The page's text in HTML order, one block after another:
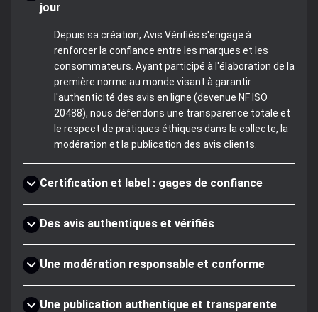
jour
Depuis sa création, Avis Vérifiés s'engage à
renforcer la confiance entre les marques et les
consommateurs. Ayant participé à l'élaboration de la
première norme au monde visant à garantir
l'authenticité des avis en ligne (devenue NF ISO
20488), nous défendons une transparence totale et
le respect de pratiques éthiques dans la collecte, la
modération et la publication des avis clients.
Certification et label : gages de confiance
Des avis authentiques et vérifiés
Une modération responsable et conforme
Une publication authentique et transparente